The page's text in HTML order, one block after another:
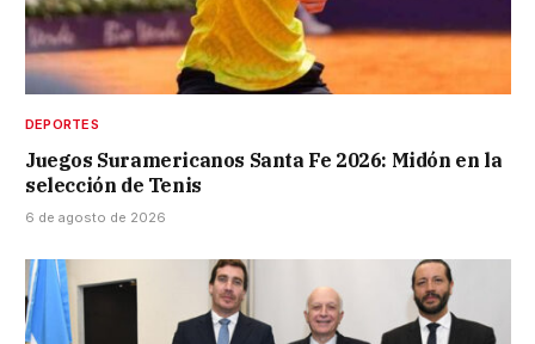
DEPORTES
Juegos Suramericanos Santa Fe 2026: Midón en la
selección de Tenis
6 de agosto de 2026